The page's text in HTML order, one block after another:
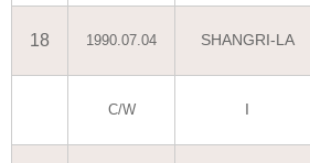
18 1990.07.04 SHANGRI-LA
C/W I